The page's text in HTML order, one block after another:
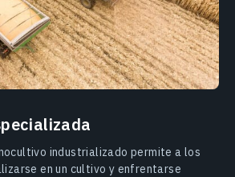
industrializado permite a los
en un cultivo y enfrentarse